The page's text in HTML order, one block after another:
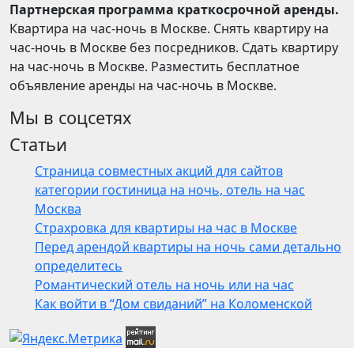
Партнерская программа краткосрочной аренды.
Квартира на час-ночь в Москве. Снять квартиру на
час-ночь в Москве без посредников. Сдать квартиру
на час-ночь в Москве. Разместить бесплатное
объявление аренды на час-ночь в Москве.
Мы в соцсетях
Статьи
Страница совместных акций для сайтов
категории гостиница на ночь, отель на час
Москва
Страхровка для квартиры на час в Москве
Перед арендой квартиры на ночь сами детально
определитесь
Романтический отель на ночь или на час
Как войти в “Дом свиданий” на Коломенской